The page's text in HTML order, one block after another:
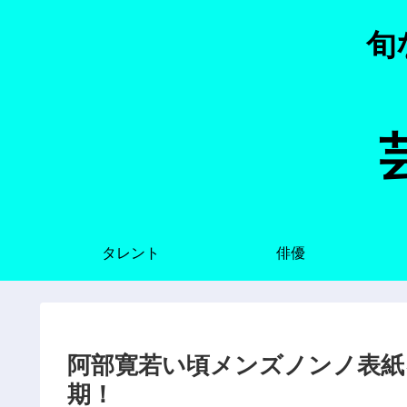
旬
タレント 俳優
阿部寛若い頃メンズノンノ表
期！